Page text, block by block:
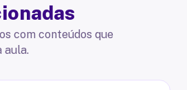
com conteúdos que
aula.